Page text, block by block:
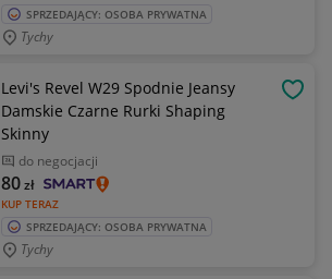
SPRZEDAJĄCY: OSOBA PRYWATNA
Tychy
Levi's Revel W29 Spodnie Jeansy
Damskie Czarne Rurki Shaping
Skinny
do negocjacji
KUP TERAZ
80zł
SPRZEDAJĄCY: OSOBA PRYWATNA
Tychy